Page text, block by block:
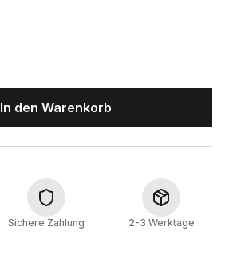
In den Warenkorb
Sichere Zahlung 2-3 Werktage